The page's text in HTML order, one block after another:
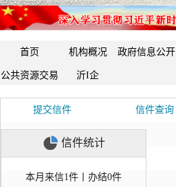
首页 机构概况 政府信息公开
公共资源交易 沂I企
提交信件 信件查询
信件统计
本月来信1件丨办结0件